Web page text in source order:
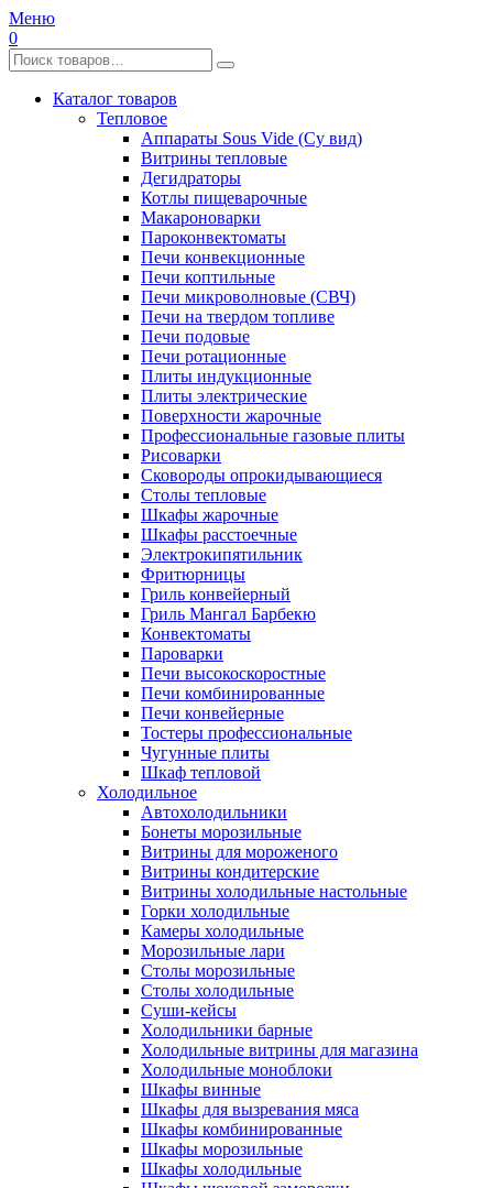
Меню
0
Каталог товаров
Тепловое
Аппараты Sous Vide (Су вид)
Витрины тепловые
Дегидраторы
Котлы пищеварочные
Макароноварки
Пароконвектоматы
Печи конвекционные
Печи коптильные
Печи микроволновые (СВЧ)
Печи на твердом топливе
Печи подовые
Печи ротационные
Плиты индукционные
Плиты электрические
Поверхности жарочные
Профессиональные газовые плиты
Рисоварки
Сковороды опрокидывающиеся
Столы тепловые
Шкафы жарочные
Шкафы расстоечные
Электрокипятильник
Фритюрницы
Гриль конвейерный
Гриль Мангал Барбекю
Конвектоматы
Пароварки
Печи высокоскоростные
Печи комбинированные
Печи конвейерные
Тостеры профессиональные
Чугунные плиты
Шкаф тепловой
Холодильное
Автохолодильники
Бонеты морозильные
Витрины для мороженого
Витрины кондитерские
Витрины холодильные настольные
Горки холодильные
Камеры холодильные
Морозильные лари
Столы морозильные
Столы холодильные
Суши-кейсы
Холодильники барные
Холодильные витрины для магазина
Холодильные моноблоки
Шкафы винные
Шкафы для вызревания мяса
Шкафы комбинированные
Шкафы морозильные
Шкафы холодильные